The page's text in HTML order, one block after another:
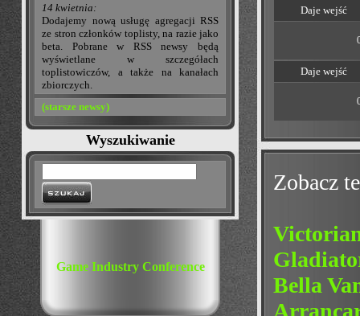
14 kwietnia:
Dodajemy nową usługę agregacji RSS
ze stron członków toplisty, na razie jako
beta. Pobrane w RSS newsy będą
wyświetlane w szczegółach
toplistowiczów, a także na kanałach
zbiorczych.
(starsze newsy)
Wyszukiwanie
Game Industry Conference
Daje wejść
Daje wejść
Zobacz
Bella